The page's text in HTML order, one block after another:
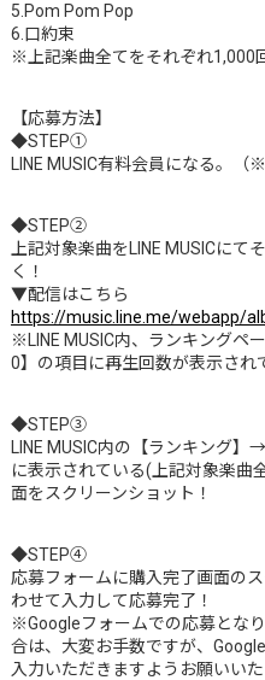
5.Pom Pom Pop
6.⼝約束
※上記楽曲全てをそれぞれ1,000
【応募方法】
◆STEP①
LINE MUSIC有料会員になる。
◆STEP②
上記対象楽曲をLINE MUSICに
く！
▼配信はこちら
https://music.line.me/webapp/
※LINE MUSIC内、ランキングペ
0】の項目に再生回数が表示され
◆STEP③
LINE MUSIC内の【ランキング】
に表示されている(上記対象楽曲
面をスクリーンショット！
◆STEP④
応募フォームに購入完了画面の
わせて入力して応募完了！
※Googleフォームでの応募とな
合は、大変お手数ですが、
入力いただきますようお願いいた